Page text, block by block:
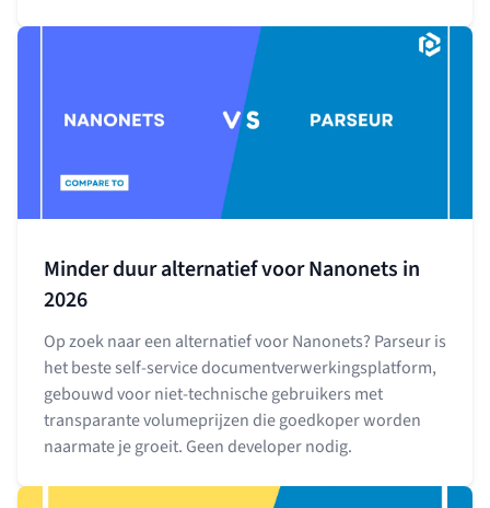
Minder duur alternatief voor Nanonets in
2026
Op zoek naar een alternatief voor Nanonets? Parseur is
het beste self-service documentverwerkingsplatform,
gebouwd voor niet-technische gebruikers met
transparante volumeprijzen die goedkoper worden
naarmate je groeit. Geen developer nodig.